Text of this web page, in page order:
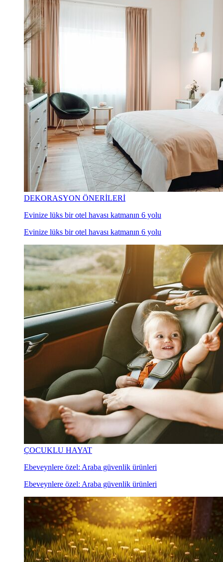
DEKORASYON ÖNERİLERİ
Evinize lüks bir otel havası katmanın 6 yolu
Evinize lüks bir otel havası katmanın 6 yolu
ÇOCUKLU HAYAT
Ebeveynlere özel: Araba güvenlik ürünleri
Ebeveynlere özel: Araba güvenlik ürünleri